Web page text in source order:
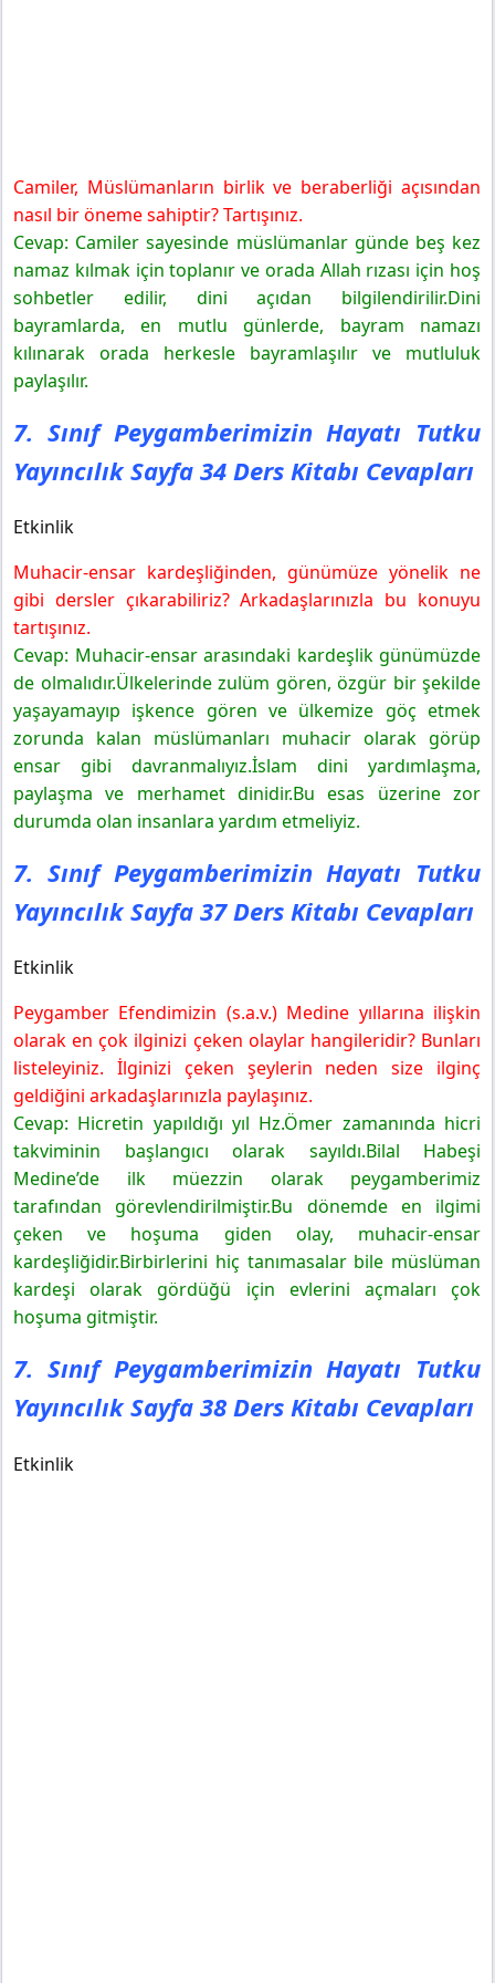
Camiler, Müslümanların birlik ve beraberliği açısından
nasıl bir öneme sahiptir? Tartışınız.
Cevap: Camiler sayesinde müslümanlar günde beş kez
namaz kılmak için toplanır ve orada Allah rızası için hoş
sohbetler edilir, dini açıdan bilgilendirilir.Dini
bayramlarda, en mutlu günlerde, bayram namazı
kılınarak orada herkesle bayramlaşılır ve mutluluk
paylaşılır.
7. Sınıf Peygamberimizin Hayatı Tutku
Yayıncılık Sayfa 34 Ders Kitabı Cevapları
Etkinlik
Muhacir-ensar kardeşliğinden, günümüze yönelik ne
gibi dersler çıkarabiliriz? Arkadaşlarınızla bu konuyu
tartışınız.
Cevap: Muhacir-ensar arasındaki kardeşlik günümüzde
de olmalıdır.Ülkelerinde zulüm gören, özgür bir şekilde
yaşayamayıp işkence gören ve ülkemize göç etmek
zorunda kalan müslümanları muhacir olarak görüp
ensar gibi davranmalıyız.İslam dini yardımlaşma,
paylaşma ve merhamet dinidir.Bu esas üzerine zor
durumda olan insanlara yardım etmeliyiz.
7. Sınıf Peygamberimizin Hayatı Tutku
Yayıncılık Sayfa 37 Ders Kitabı Cevapları
Etkinlik
Peygamber Efendimizin (s.a.v.) Medine yıllarına ilişkin
olarak en çok ilginizi çeken olaylar hangileridir? Bunları
listeleyiniz. İlginizi çeken şeylerin neden size ilginç
geldiğini arkadaşlarınızla paylaşınız.
Cevap: Hicretin yapıldığı yıl Hz.Ömer zamanında hicri
takviminin başlangıcı olarak sayıldı.Bilal Habeşi
Medine’de ilk müezzin olarak peygamberimiz
tarafından görevlendirilmiştir.Bu dönemde en ilgimi
çeken ve hoşuma giden olay, muhacir-ensar
kardeşliğidir.Birbirlerini hiç tanımasalar bile müslüman
kardeşi olarak gördüğü için evlerini açmaları çok
hoşuma gitmiştir.
7. Sınıf Peygamberimizin Hayatı Tutku
Yayıncılık Sayfa 38 Ders Kitabı Cevapları
Etkinlik